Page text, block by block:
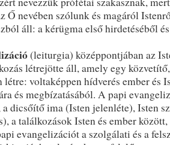
Ő nevében szólunk és magáról
áll: a kérügma első hirdetéséből
(leiturgia) középpontjában az
létrejötte áll, amely egy
létre: voltaképpen hídverés ember és
és megbízatásából. A papi
a dicsőítő ima (Isten jelenléte), Isten
a találkozások Isten és ember között,
evangelizációt a szolgálati és a